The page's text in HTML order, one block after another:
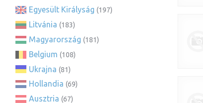
Egyesült Királyság (197)
Litvánia (183)
Magyarország (181)
Belgium (108)
Ukrajna (81)
Hollandia (69)
Ausztria (67)